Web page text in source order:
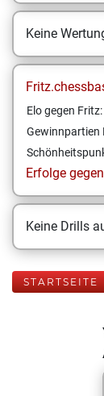
Keine
Elo gegen Fritz:
Gewinnpartien
Erfolge
Keine Drills
STARTSEITE